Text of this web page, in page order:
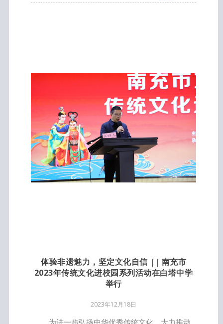
体验非遗魅力，坚定文化自信 || 南充市
2023年传统文化进校园系列活动在白塔中学
举行
2023年12月18日
为进一步弘扬中华优秀传统文化，大力推动